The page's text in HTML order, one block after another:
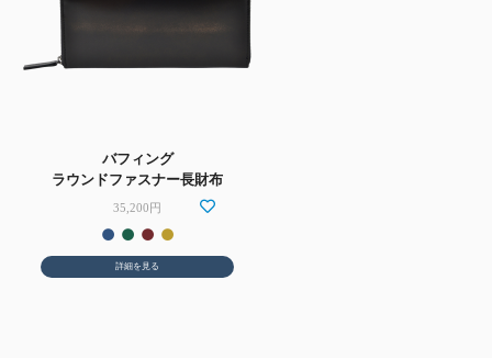
バフィング
ラウンドファスナー長財布
35,200円
詳細を見る